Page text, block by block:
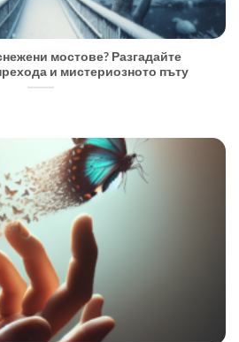
мостове? Разгадайте
и мистериозното пъту